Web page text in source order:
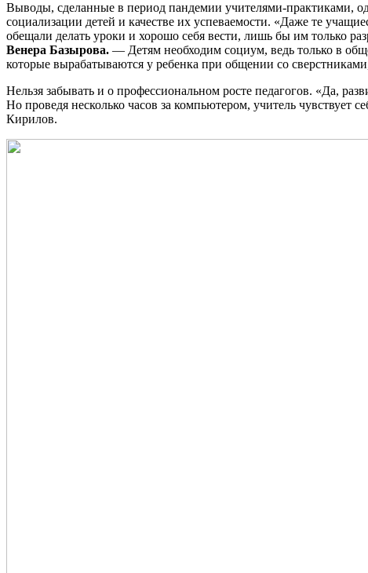
Выводы, сделанные в период пандемии учителями-практиками,
социализации детей и качестве их успеваемости. «Даже те
обещали делать уроки и хорошо себя вести, лишь бы им только
Венера Базырова. — Детям необходим социум, ведь только в
которые вырабатываются у ребенка при общении со
Нельзя забывать и о профессиональном росте педагогов. «Да,
Но проведя несколько часов за компьютером, учитель чувствует
Кирилов.